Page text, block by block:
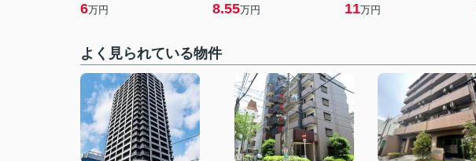
6万円 8.55万円 11万円
よく見られている物件